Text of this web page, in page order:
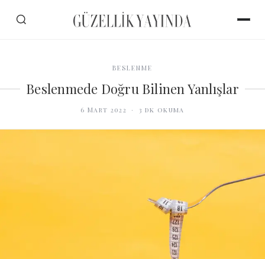
BESLENME
Beslenmede Doğru Bilinen Yanlışlar
6 Mart 2022 ·3 dk okuma